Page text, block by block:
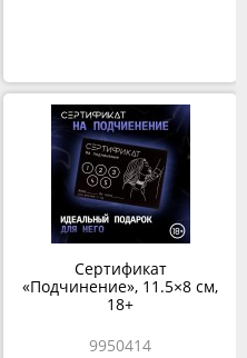
Сертификат
«Подчинение», 11.5×8 см,
18+
9950414